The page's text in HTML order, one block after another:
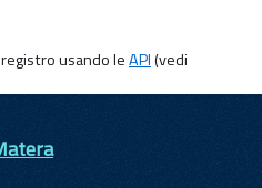
usando leAPI(vedi